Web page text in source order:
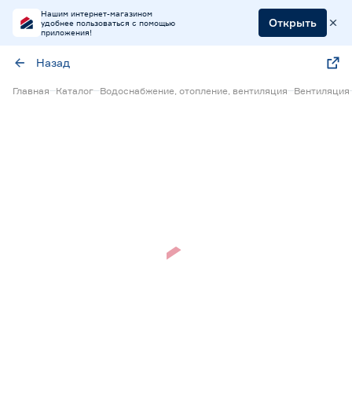
Нашим интернет-магазином
удобнее пользоваться с помощью
приложения!
Открыть
Назад
Главная Каталог Водоснабжение, отопление, вентиляция Вентиляция